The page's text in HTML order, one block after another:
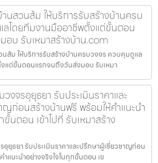
นสวนส้ม ให้บริการรับสร้างบ้านครบ
โดยทีมงานมืออาชีพตั้งแต่ขั้นตอน
อบ รับเหมาสร้างบ้าน.com
นส้ม ให้บริการรับสร้างบ้านครบวงจร ควบคุมดูแล
แต่ขั้นตอนแรกจนถึงวันส่งมอบ รับเหมา
งจรอุยุธยา รับประเมินราคาและ
ญก่อนสร้างบ้านฟรี พร้อมให้คำแนะนำ
ขั้นตอน เข้าไปที่ รับเหมาสร้าง
ยุธยา รับประเมินราคาและปรึกษาผู้เชี่ยวชาญก่อน
ำแนะนำอย่างจริงใจในทุกขั้นตอน เข